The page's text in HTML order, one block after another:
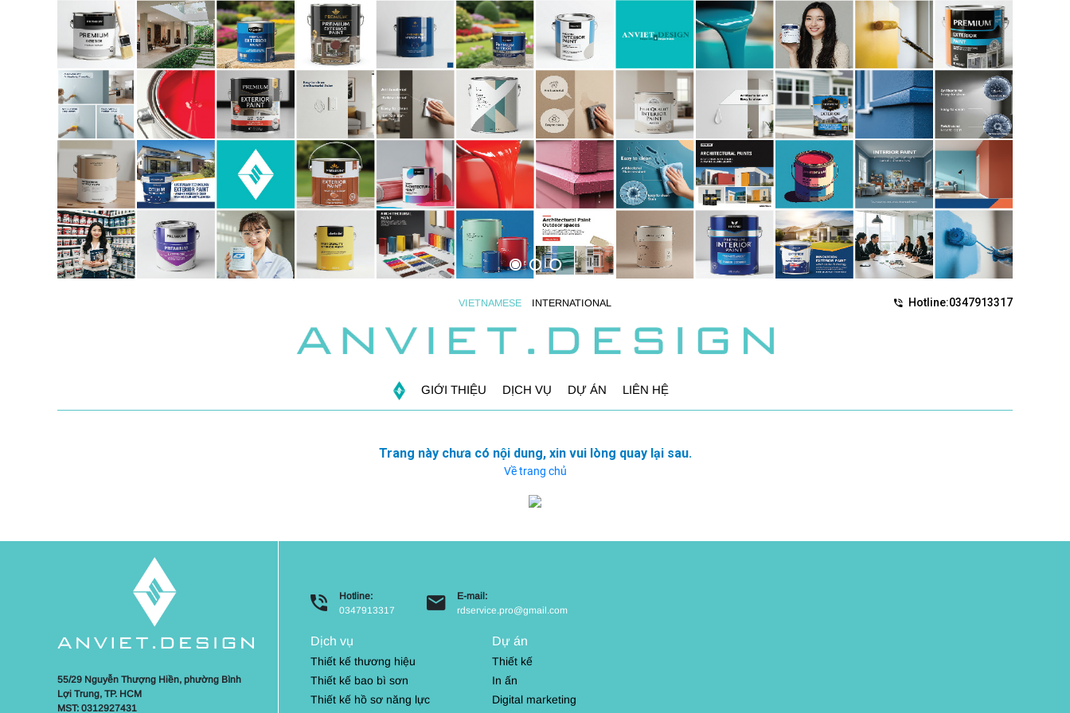
VIETNAMESE INTERNATIONAL Hotline:0347913317
GIỚI THIỆU DỊCH VỤ DỰ ÁN LIÊN HỆ
Trang này chưa có nội dung, xin vui lòng quay lại sau.
Về trang chủ
55/29 Nguyễn Thượng Hiền, phường Bình
Lợi Trung, TP. HCM
MST: 0312927431
Hotline:
0347913317
E-mail:
rdservice.pro@gmail.com
Dịch vụ
Thiết kế thương hiệu
Thiết kế bao bì sơn
Thiết kế hồ sơ năng lực
Dự án
Thiết kế
In ấn
Digital marketing